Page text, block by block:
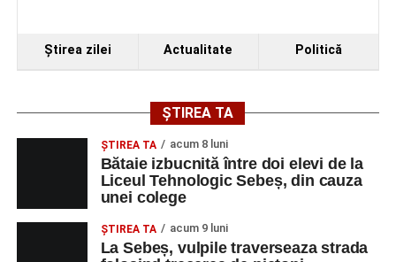
Ştirea zilei Actualitate Politică
ȘTIREA TA
ŞTIREA TA acum 8 luni
Bătaie izbucnită între doi elevi de la
Liceul Tehnologic Sebeș, din cauza
unei colege
ŞTIREA TA acum 9 luni
La Sebeș, vulpile traverseaza strada